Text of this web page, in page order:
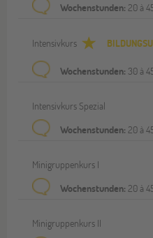
Wochenstunden: 20 à
Intensivkurs
Wochenstunden: 30 à
Intensivkurs Spezial
Wochenstunden: 20 à
Minigruppenkurs I
Wochenstunden: 20 à
Minigruppenkurs II